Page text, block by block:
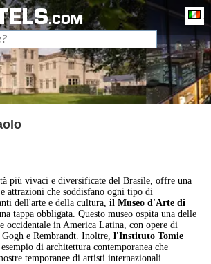
.COM
più vivaci e diversificate del Brasile, offre una
attrazioni che soddisfano ogni tipo di
dell'arte e della cultura, il Museo d'Arte di
tappa obbligata. Questo museo ospita una delle
in America Latina, con opere di
e Rembrandt. Inoltre, l'Instituto Tomie
di architettura contemporanea che
temporanee di artisti internazionali.